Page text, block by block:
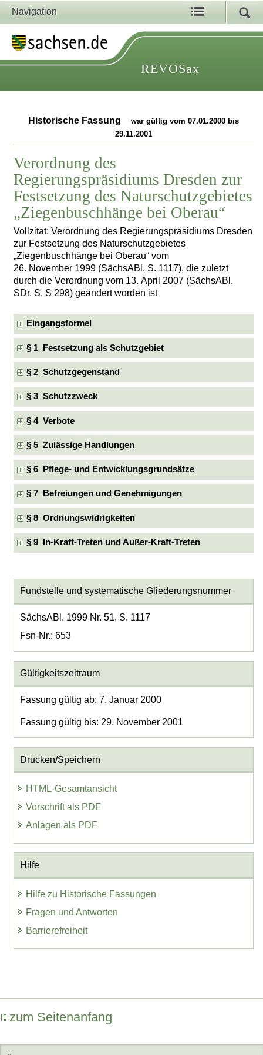
Navigation
REVOSax
Historische Fassung
war gültig vom 07.01.2000 bis
29.11.2001
Verordnung des
Regierungspräsidiums Dresden zur
Festsetzung des Naturschutzgebietes
„Ziegenbuschhänge bei Oberau“
Vollzitat: Verordnung des Regierungspräsidiums Dresden
zur Festsetzung des Naturschutzgebietes
„Ziegenbuschhänge bei Oberau“ vom
26. November 1999 (SächsABl. S. 1117), die zuletzt
durch die Verordnung vom 13. April 2007 (SächsABl.
SDr. S. S 298) geändert worden ist
Eingangsformel
§ 1 Festsetzung als Schutzgebiet
§ 2 Schutzgegenstand
§ 3 Schutzzweck
§ 4 Verbote
§ 5 Zulässige Handlungen
§ 6 Pflege- und Entwicklungsgrundsätze
§ 7 Befreiungen und Genehmigungen
§ 8 Ordnungswidrigkeiten
§ 9 In-Kraft-Treten und Außer-Kraft-Treten
Fundstelle und systematische Gliederungsnummer
SächsABl. 1999 Nr. 51, S. 1117
Fsn-Nr.: 653
Gültigkeitszeitraum
Fassung gültig ab: 7. Januar 2000
Fassung gültig bis: 29. November 2001
Drucken/Speichern
HTML-Gesamtansicht
Vorschrift als PDF
Anlagen als PDF
Hilfe
Hilfe zu Historische Fassungen
Fragen und Antworten
Barrierefreiheit
zum Seitenanfang